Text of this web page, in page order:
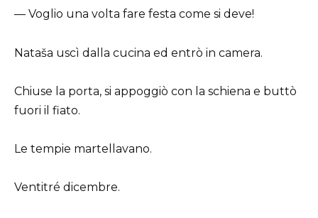
— Voglio una volta fare festa come si deve!
Nataša uscì dalla cucina ed entrò in camera.
Chiuse la porta, si appoggiò con la schiena e buttò
fuori il fiato.
Le tempie martellavano.
Ventitré dicembre.